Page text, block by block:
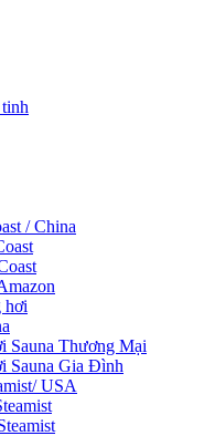
/ China
hơi
Sauna Thương Mại
Sauna Gia Đình
USA